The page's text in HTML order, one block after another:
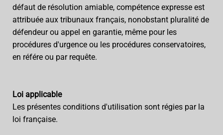
défaut de résolution amiable, compétence expresse est
attribuée aux tribunaux français, nonobstant pluralité de
défendeur ou appel en garantie, même pour les
procédures d'urgence ou les procédures conservatoires,
en référe ou par requête.
Loi applicable
Les présentes conditions d'utilisation sont régies par la
loi française.